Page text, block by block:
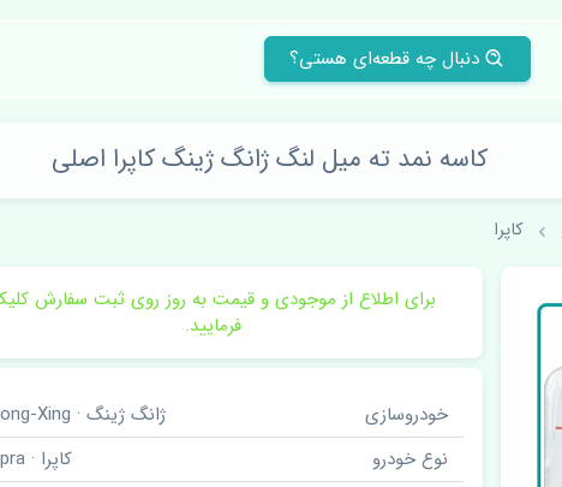
دنبال چه قطعه‌ای هستی؟
کاسه نمد ته میل لنگ ژانگ ژینگ کاپرا اصلی
کاپرا
برای اطلاع از موجودی و قیمت به روز روی ثبت سفارش
فرمایید.
خودروسازی
ژانگ ژینگ · Zhong-Xing
نوع خودرو
کاپرا · Capra